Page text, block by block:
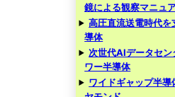
鏡による観察マニュ
高圧直流送電時代を
導体
次世代AIデータセン
ワー半導体
ワイドギャップ半導